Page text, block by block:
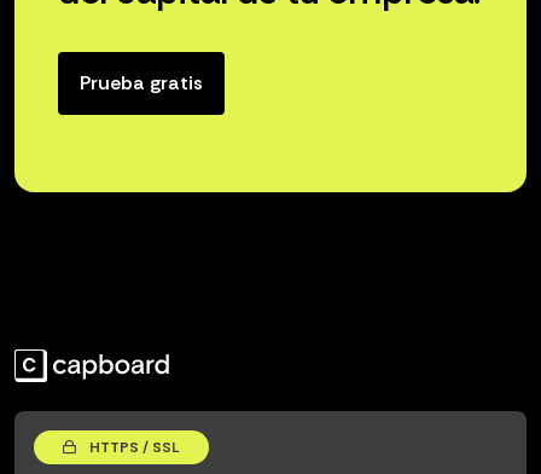
Prueba gratis
HTTPS / SSL